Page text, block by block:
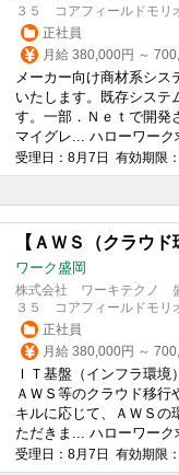
３５ コアフィールドモリ
正社員
月給 380,000円 ～
メーカー向け商材系シ
いたします。既存システ
す。一部．Ｎｅｔで開発
マイグレ... ハローワーク
受理日：8月7日 有効期限
【ＡＷＳ（クラウド
ワーク盛岡
株式会社 ワーキテクノ
３５ コアフィールドモリ
正社員
月給 380,000円 ～
ＩＴ基盤（インフラ環境
ＡＷＳ等のクラウド移行
キルに応じて、ＡＷＳの
ただきま... ハローワーク
受理日：8月7日 有効期限